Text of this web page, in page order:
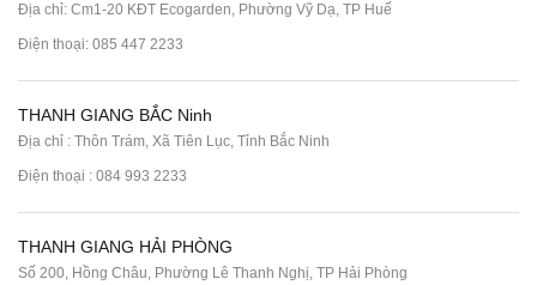
Địa chỉ: Cm1-20 KĐT Ecogarden, Phường Vỹ Dạ, TP Huế
Điện thoại: 085 447 2233
THANH GIANG BẮC Ninh
Địa chỉ : Thôn Trám, Xã Tiên Lục, Tỉnh Bắc Ninh
Điện thoại : 084 993 2233
THANH GIANG HẢI PHÒNG
Số 200, Hồng Châu, Phường Lê Thanh Nghị, TP Hải Phòng